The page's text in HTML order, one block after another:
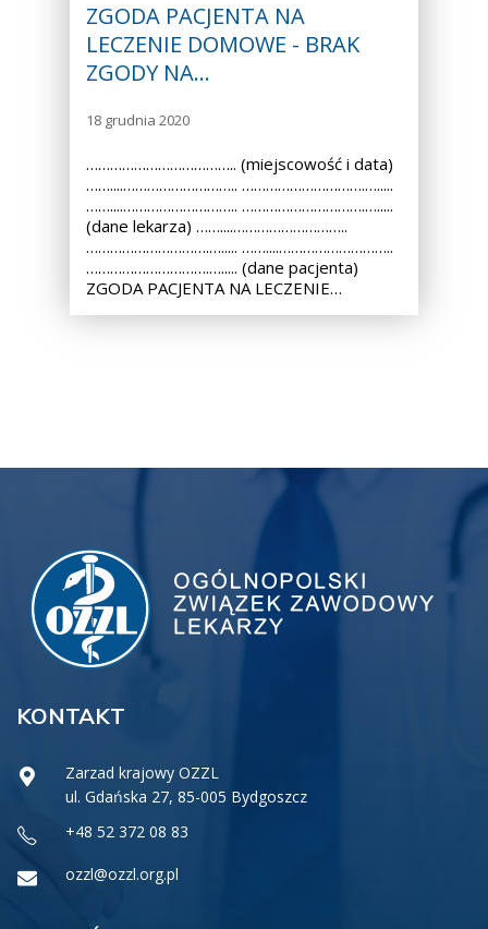
ZGODA PACJENTA NA
LECZENIE DOMOWE - BRAK
ZGODY NA…
18 grudnia 2020
……………………………….. (miejscowość i data)
……....……………………….. ………………………….….....
……....……………………….. ………………………….….....
(dane lekarza) ……....………………………..
………………………….…..... ……....………………………..
………………………….…..... (dane pacjenta)
ZGODA PACJENTA NA LECZENIE…
KONTAKT
Zarzad krajowy OZZL
ul. Gdańska 27, 85-005 Bydgoszcz
+48 52 372 08 83
ozzl@ozzl.org.pl